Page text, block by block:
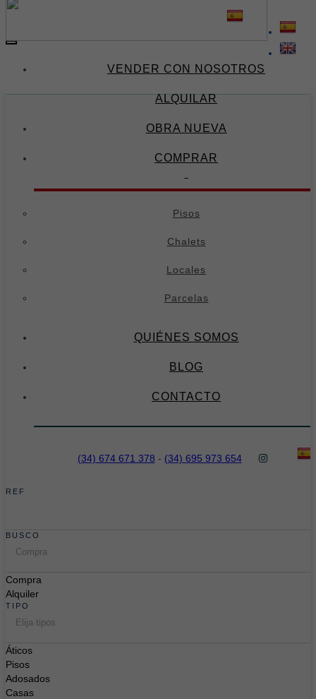
Toggle
VENDER CON NOSOTROS
ALQUILAR
OBRA NUEVA
COMPRAR
Pisos
Chalets
Locales
Parcelas
QUIÉNES SOMOS
BLOG
CONTACTO
(34) 674 671 378 - (34) 695 973 654
REF
BUSCO
Compra
Compra
Alquiler
TIPO
Elija tipos
Áticos
Pisos
Adosados
Casas